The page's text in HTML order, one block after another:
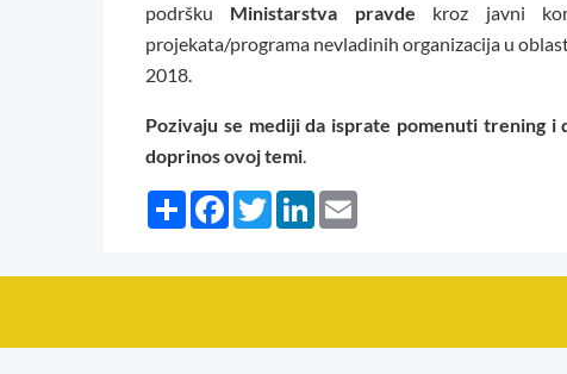
podršku Ministarstva pravde kroz javni
projekata/programa nevladinih organizacija u
2018.
Pozivaju se mediji da isprate pomenuti treningi
doprinos ovoj temi.
Share FacebookTwitterLinkedIn